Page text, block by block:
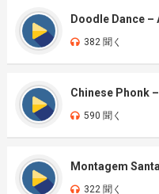
Doodle Dance –
382 聞く
Chinese Phonk
590 聞く
Montagem
322 聞く